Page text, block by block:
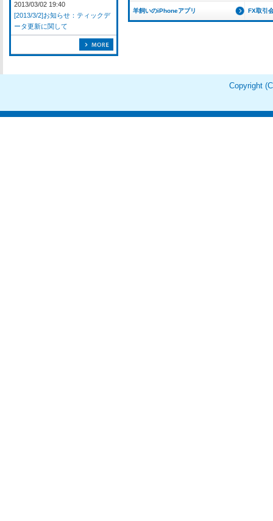
羊飼いのiPhoneアプリ FX取引
2013/03/02 19:40
[2013/3/2]お知らせ：ティックデ
ータ更新に関して
Copyright